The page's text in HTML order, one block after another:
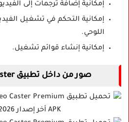
إمكانية إضافة ترجمات إلى
إمكانية التحكم في تشغيل
اللوحي.
إمكانية إنشاء قوائم تشغيل.
صور من داخل تطبيق Web Video Caster